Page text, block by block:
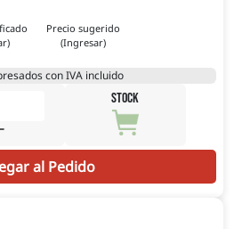
Precio sugerido
(Ingresar)
con IVA incluido
STOCK
al Pedido